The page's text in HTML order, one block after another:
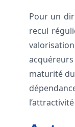
Pour un
recul
maturité